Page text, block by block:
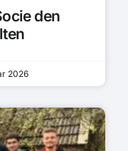
den
2026